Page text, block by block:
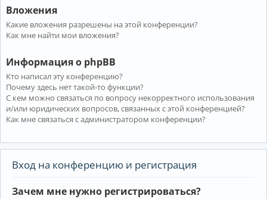
Вложения
Какие вложения разрешены на этой конференции?
Как мне найти мои вложения?
Информация о phpBB
Кто написал эту конференцию?
Почему здесь нет такой-то функции?
С кем можно связаться по вопросу некорректного использования
и/или юридических вопросов, связанных с этой конференцией?
Как мне связаться с администратором конференции?
Вход на конференцию и регистрация
Зачем мне нужно регистрироваться?